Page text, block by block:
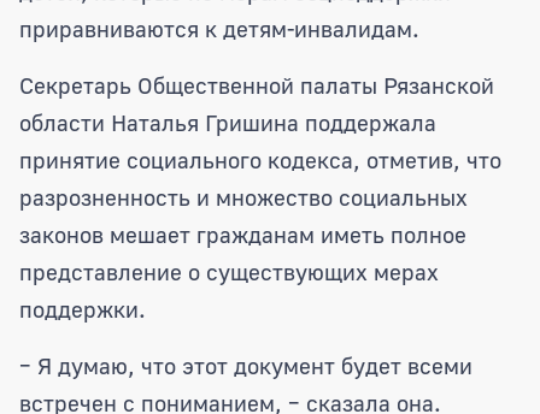
приравниваются к детям-инвалидам.
Секретарь Общественной палаты Рязанской
области Наталья Гришина поддержала
принятие социального кодекса, отметив, что
разрозненность и множество социальных
законов мешает гражданам иметь полное
представление о существующих мерах
поддержки.
– Я думаю, что этот документ будет всеми
встречен с пониманием, – сказала она.